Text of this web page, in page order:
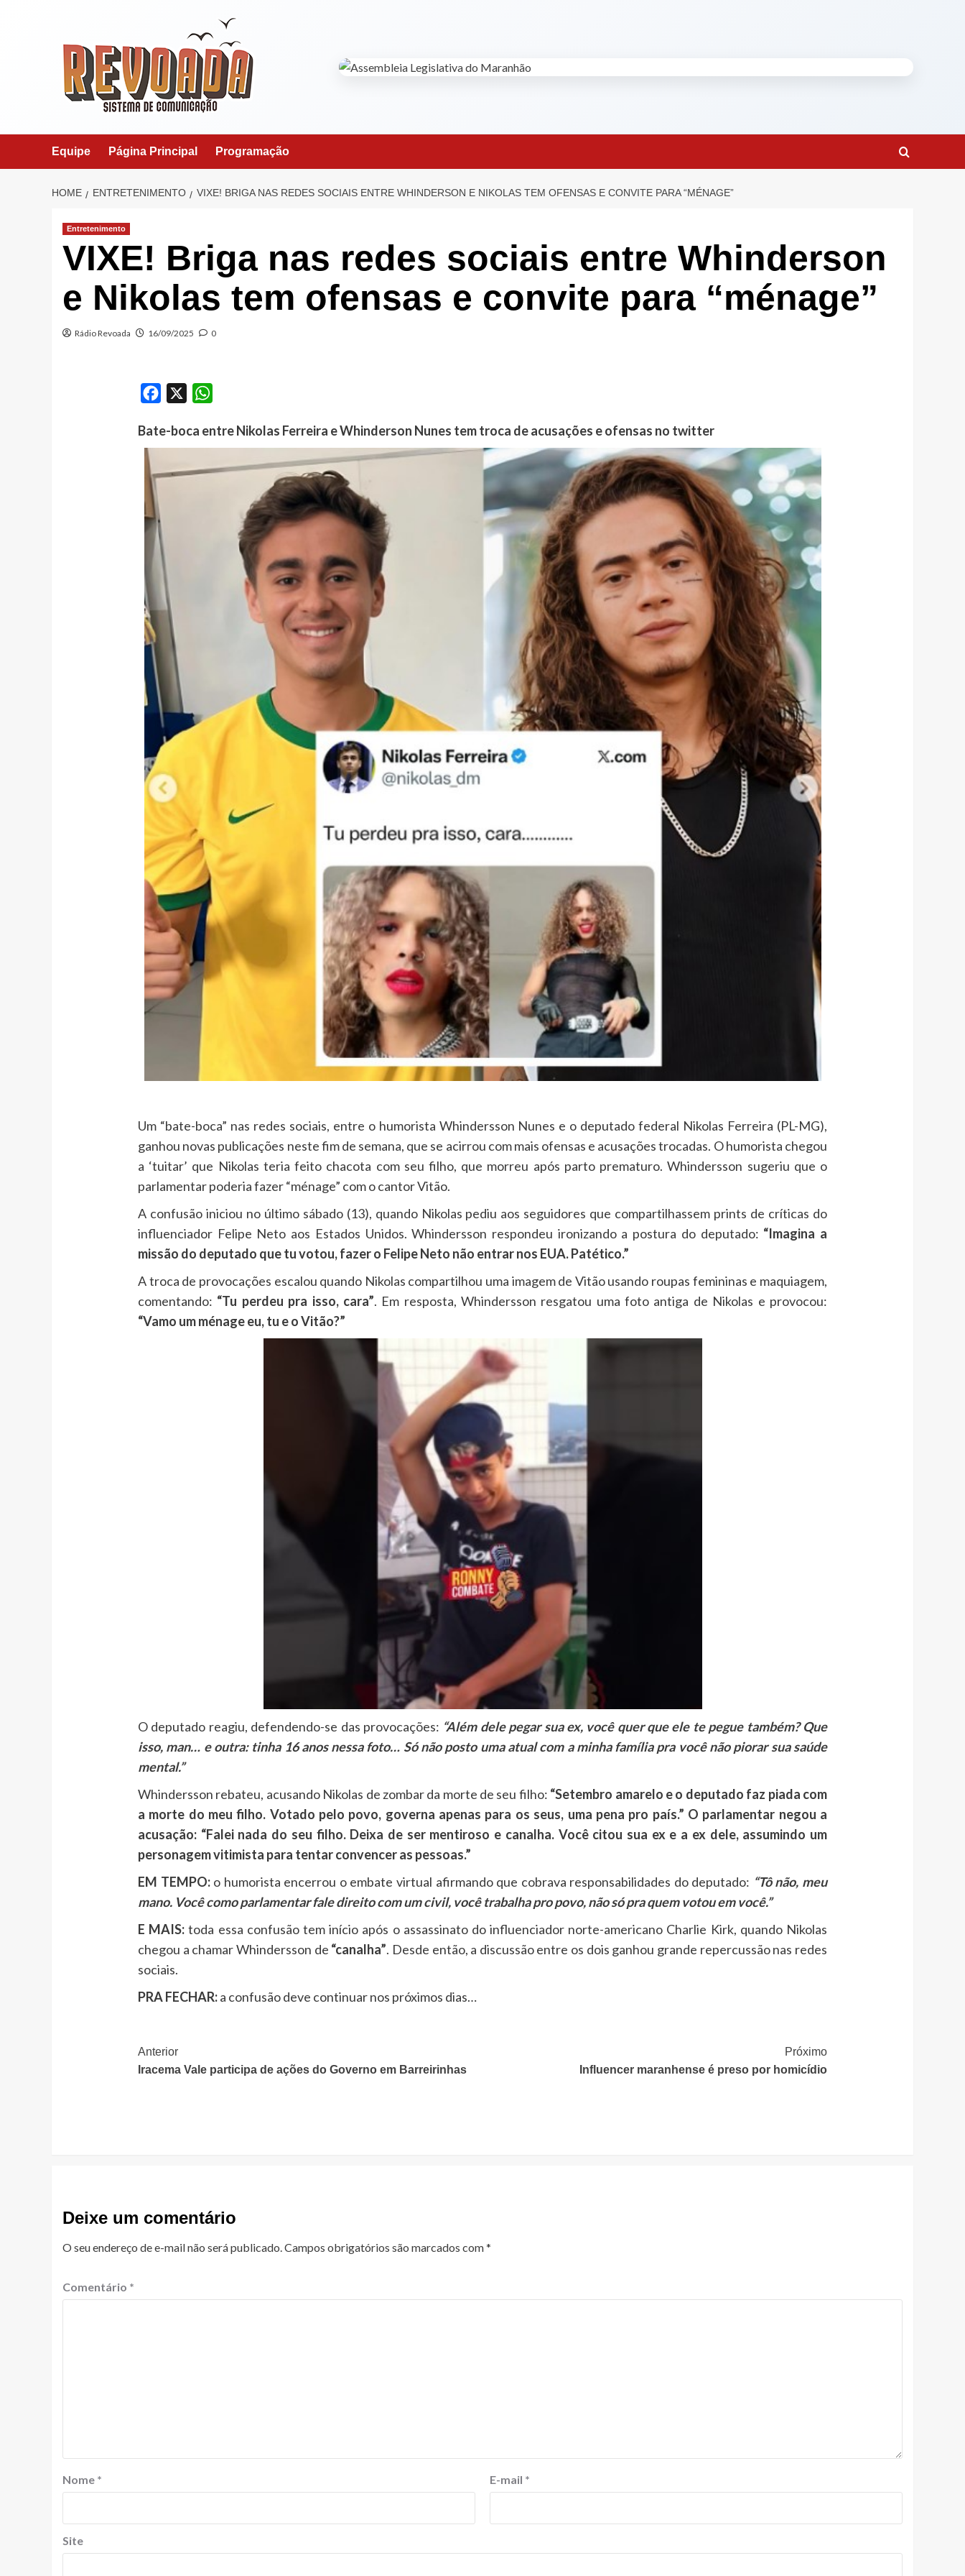
Equipe Página Principal Programação
HOME ENTRETENIMENTO VIXE! BRIGA NAS REDES SOCIAIS ENTRE WHINDERSON E NIKOLAS TEM OFENSAS E CONVITE PARA “MÉNAGE”
Entretenimento
VIXE! Briga nas redes sociais entre Whinderson
e Nikolas tem ofensas e convite para “ménage”
Rádio Revoada 16/09/2025 0
Facebook
Bate-boca entre Nikolas Ferreira e Whinderson Nunes tem troca de acusações e ofensas no twitter
Um “bate-boca” nas redes sociais, entre o humorista Whindersson Nunes e o deputado federal Nikolas Ferreira (PL-MG),
ganhou novas publicações neste fim de semana, que se acirrou com mais ofensas e acusações trocadas. O humorista chegou
a ‘tuitar’ que Nikolas teria feito chacota com seu filho, que morreu após parto prematuro. Whindersson sugeriu que o
parlamentar poderia fazer “ménage” com o cantor Vitão.
A confusão iniciou no último sábado (13), quando Nikolas pediu aos seguidores que compartilhassem prints de críticas do
influenciador Felipe Neto aos Estados Unidos. Whindersson respondeu ironizando a postura do deputado: “Imagina a
missão do deputado que tu votou, fazer o Felipe Neto não entrar nos EUA. Patético.”
A troca de provocações escalou quando Nikolas compartilhou uma imagem de Vitão usando roupas femininas e maquiagem,
comentando: “Tu perdeu pra isso, cara”. Em resposta, Whindersson resgatou uma foto antiga de Nikolas e provocou:
“Vamo um ménage eu, tu e o Vitão?”
O deputado reagiu, defendendo-se das provocações: “Além dele pegar sua ex, você quer que ele te pegue também? Que
isso, man… e outra: tinha 16 anos nessa foto… Só não posto uma atual com a minha família pra você não piorar sua saúde
mental.”
Whindersson rebateu, acusando Nikolas de zombar da morte de seu filho: “Setembro amarelo e o deputado faz piada com
a morte do meu filho. Votado pelo povo, governa apenas para os seus, uma pena pro país.” O parlamentar negou a
acusação: “Falei nada do seu filho. Deixa de ser mentiroso e canalha. Você citou sua ex e a ex dele, assumindo um
personagem vitimista para tentar convencer as pessoas.”
EM TEMPO:o humorista encerrou o embate virtual afirmando que cobrava responsabilidades do deputado: “Tô não, meu
mano. Você como parlamentar fale direito com um civil, você trabalha pro povo, não só pra quem votou em você.”
E MAIS: toda essa confusão tem início após o assassinato do influenciador norte-americano Charlie Kirk, quando Nikolas
chegou a chamar Whindersson de “canalha”. Desde então, a discussão entre os dois ganhou grande repercussão nas redes
sociais.
PRA FECHAR:a confusão deve continuar nos próximos dias…
Post
Navigation
Anterior
Iracema Vale participa de ações do Governo em Barreirinhas
Próximo
Influencer maranhense é preso por homicídio
Deixe um comentário
O seu endereço de e-mail não será publicado. Campos obrigatórios são marcados com*
Comentário *
Nome * E-mail *
Site